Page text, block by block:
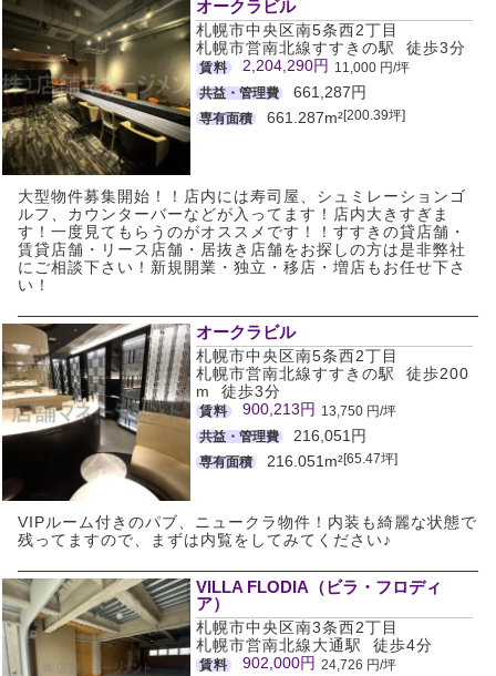
オークラビル
札幌市中央区南5条西2丁目
札幌市営南北線すすきの駅 徒歩3分
賃料 2,204,290円 11,000 円/坪
共益・管理費
661,287円
専有面積 661.287m²[200.39坪]
大型物件募集開始！！店内には寿司屋、シュミレーションゴ
ルフ、カウンターバーなどが入ってます！店内大きすぎま
す！一度見てもらうのがオススメです！！すすきの貸店舗・
賃貸店舗・リース店舗・居抜き店舗をお探しの方は是非弊社
にご相談下さい！新規開業・独立・移店・増店もお任せ下さ
い！
オークラビル
札幌市中央区南5条西2丁目
札幌市営南北線すすきの駅 徒歩200
m 徒歩3分
賃料 900,213円 13,750 円/坪
共益・管理費
216,051円
専有面積 216.051m²[65.47坪]
VIPルーム付きのパブ、ニュークラ物件！内装も綺麗な状態で
残ってますので、まずは内覧をしてみてください♪
VILLA FLODIA（ビラ・フロディ
ア）
札幌市中央区南3条西2丁目
札幌市営南北線大通駅 徒歩4分
賃料 902,000円 24,726 円/坪